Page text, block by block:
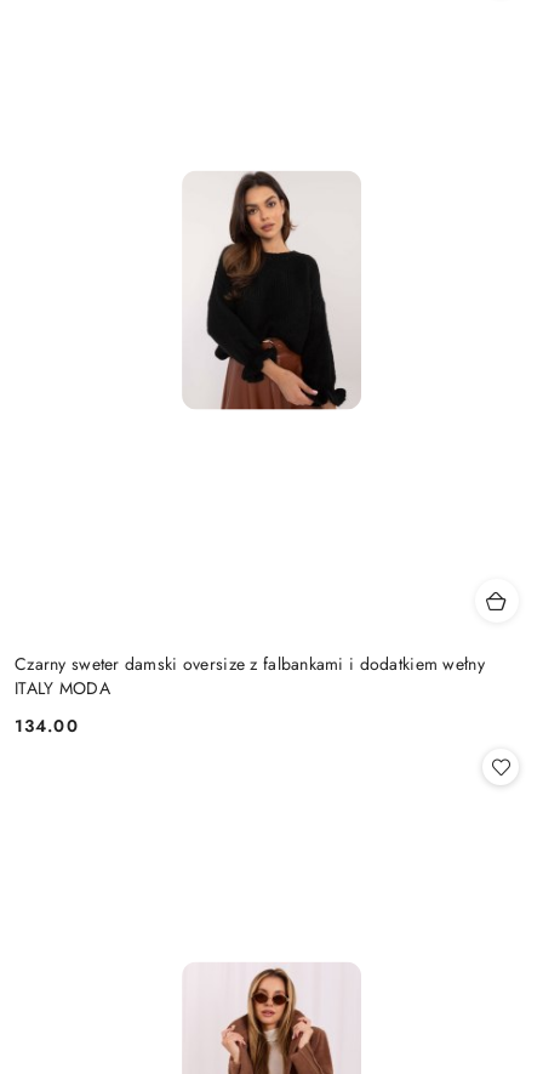
Czarny sweter damski oversize z falbankami i dodatkiem wełny
ITALY MODA
Cena:
134.00